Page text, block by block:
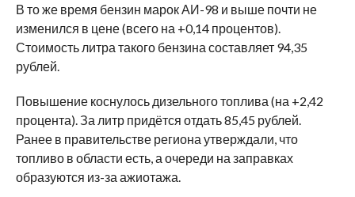
В то же время бензин марок АИ-98 и выше почти не
изменился в цене (всего на +0,14 процентов).
Стоимость литра такого бензина составляет 94,35
рублей.
Повышение коснулось дизельного топлива (на +2,42
процента). За литр придётся отдать 85,45 рублей.
Ранее в правительстве региона утверждали, что
топливо в области есть, а очереди на заправках
образуются из-за ажиотажа.